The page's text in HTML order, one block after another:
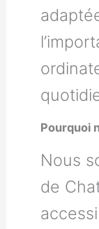
Pourquoi
Nous
de